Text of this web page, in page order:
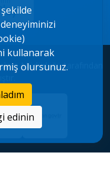
Müdürlüğü tarafından
kullanarak
olursunuz.
Daha fazla bilgi edinin